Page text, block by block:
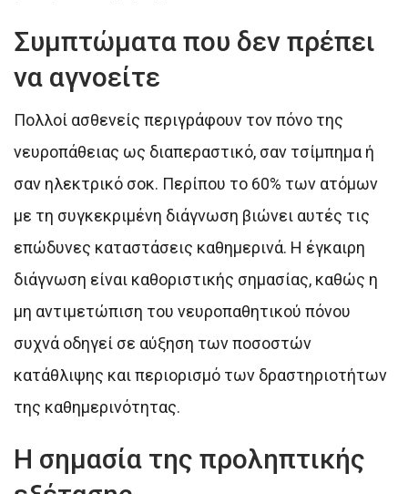
Συμπτώματα που δεν πρέπει
να αγνοείτε
Πολλοί ασθενείς περιγράφουν τον πόνο της
νευροπάθειας ως διαπεραστικό, σαν τσίμπημα ή
σαν ηλεκτρικό σοκ. Περίπου το 60% των ατόμων
με τη συγκεκριμένη διάγνωση βιώνει αυτές τις
επώδυνες καταστάσεις καθημερινά. Η έγκαιρη
διάγνωση είναι καθοριστικής σημασίας, καθώς η
μη αντιμετώπιση του νευροπαθητικού πόνου
συχνά οδηγεί σε αύξηση των ποσοστών
κατάθλιψης και περιορισμό των δραστηριοτήτων
της καθημερινότητας.
Η σημασία της προληπτικής